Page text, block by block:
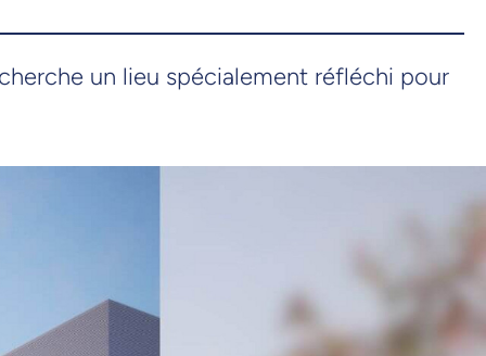
un lieu spécialement réfléchi pour